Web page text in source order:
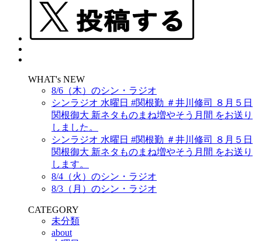
WHAT's NEW
8/6（木）のシン・ラジオ
シンラジオ 水曜日 #関根勤 ＃井川修司 ８月５日
関根御大 新ネタものまね増やそう月間 をお送り
しました。
シンラジオ 水曜日 #関根勤 ＃井川修司 ８月５日
関根御大 新ネタものまね増やそう月間 をお送り
します。
8/4（火）のシン・ラジオ
8/3（月）のシン・ラジオ
CATEGORY
未分類
about